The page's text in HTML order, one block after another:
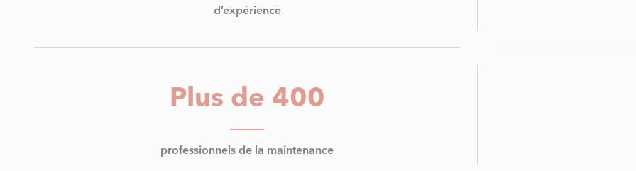
d’expérience
Plus de 400
professionnels de la maintenance